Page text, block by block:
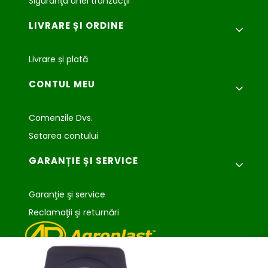
LIVRARE ȘI ORDINE
Livrare și plată
CONTUL MEU
Comenzile Dvs.
Setarea contului
GARANȚIE ȘI SERVICE
Garanţie şi service
Reclamaţii şi returnări
Łopąg